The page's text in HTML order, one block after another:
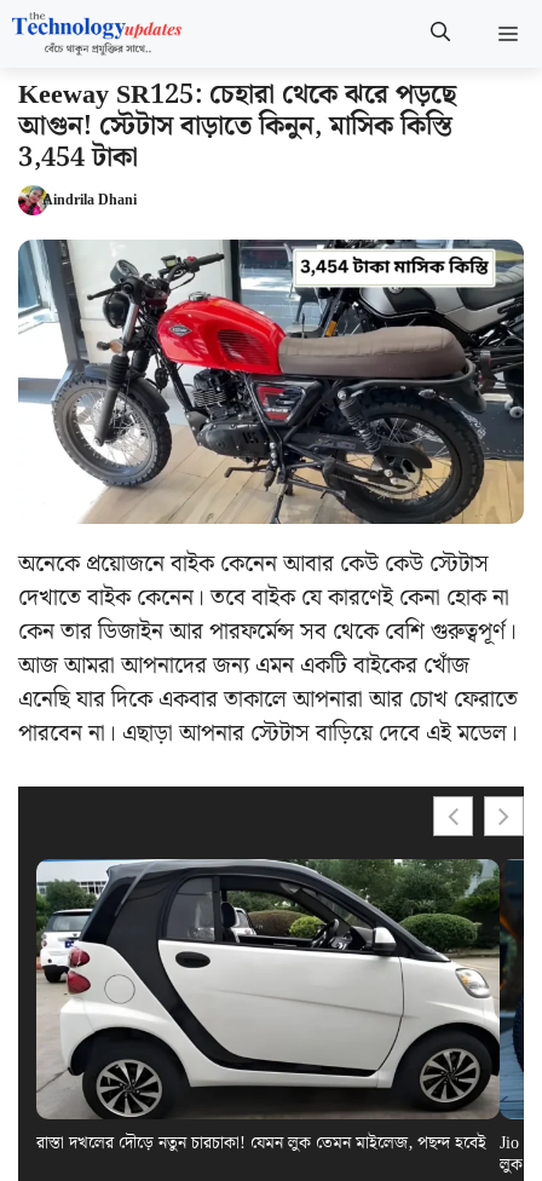
Skip
content
Keeway SR125: চেহারা থেকে ঝরে পড়ছে
আগুন! স্টেটাস বাড়াতে কিনুন, মাসিক কিস্তি
3,454 টাকা
Aindrila Dhani
অনেকে প্রয়োজনে বাইক কেনেন আবার কেউ কেউ স্টেটাস
দেখাতে বাইক কেনেন। তবে বাইক যে কারণেই কেনা হোক না
কেন তার ডিজাইন আর পারফর্মেন্স সব থেকে বেশি গুরুত্বপূর্ণ।
আজ আমরা আপনাদের জন্য এমন একটি বাইকের খোঁজ
এনেছি যার দিকে একবার তাকালে আপনারা আর চোখ ফেরাতে
পারবেন না। এছাড়া আপনার স্টেটাস বাড়িয়ে দেবে এই মডেল।
রাস্তা দখলের দৌড়ে নতুন চারচাকা! যেমন লুক তেমন মাইলেজ, পছন্দ হবেই Jio
লুক